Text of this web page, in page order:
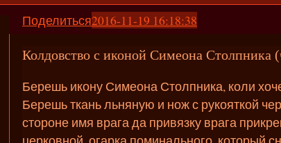
Поделиться2016-11-19 16:18:38
Колдовство с иконой Симеона Столпника
Берешь икону Симеона Столпника, коли
Берешь ткань льняную и нож с рукояткой
стороне имя врага да привязку врага